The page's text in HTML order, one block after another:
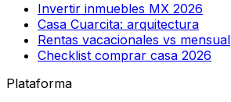
Invertir inmuebles MX 2026
Casa Cuarcita: arquitectura
Rentas vacacionales vs mensual
Checklist comprar casa 2026
Plataforma